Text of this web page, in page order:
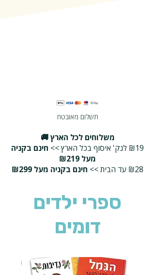
תשלום מאובטח
משלוחים לכל הארץ 🚚
₪19 לנק' איסוף בכל הארץ >>
חינם בקניה
מעל ₪219
₪28 עד הבית >>
חינם בקניה מעל ₪299
ספרי ילדים
דומים